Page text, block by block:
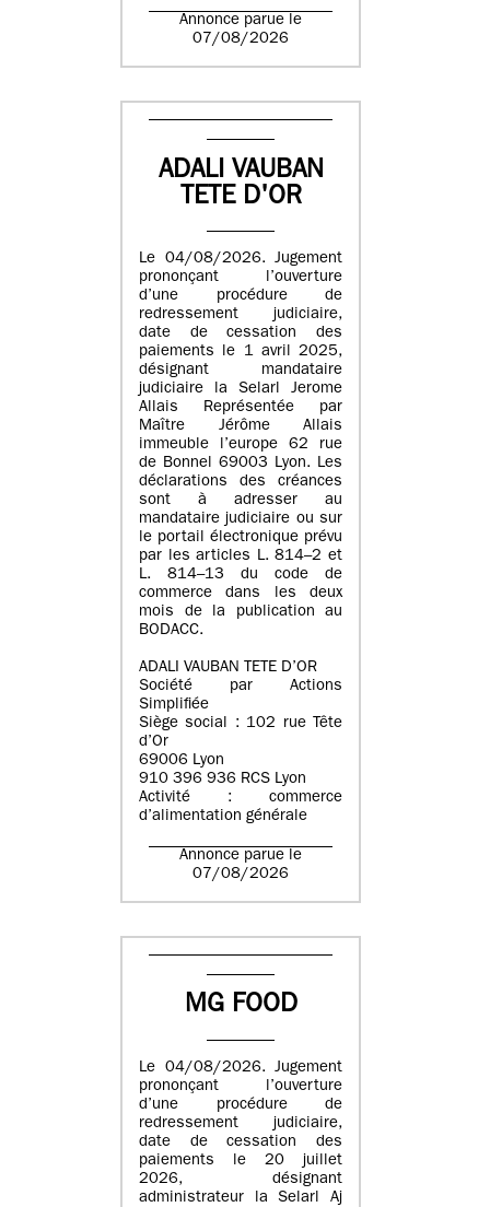
Annonce parue le
07/08/2026
ADALI VAUBAN
TETE D'OR
Le 04/08/2026. Jugement
prononçant l’ouverture
d’une procédure de
redressement judiciaire,
date de cessation des
paiements le 1 avril 2025,
désignant mandataire
judiciaire la Selarl Jerome
Allais Représentée par
Maître Jérôme Allais
immeuble l’europe 62 rue
de Bonnel 69003 Lyon. Les
déclarations des créances
sont à adresser au
mandataire judiciaire ou sur
le portail électronique prévu
par les articles L. 814–2 et
L. 814–13 du code de
commerce dans les deux
mois de la publication au
BODACC.
ADALI VAUBAN TETE D’OR
Société par Actions
Simplifiée
Siège social : 102 rue Tête
d’Or
69006 Lyon
910 396 936 RCS Lyon
Activité : commerce
d’alimentation générale
Annonce parue le
07/08/2026
MG FOOD
Le 04/08/2026. Jugement
prononçant l’ouverture
d’une procédure de
redressement judiciaire,
date de cessation des
paiements le 20 juillet
2026, désignant
administrateur la Selarl Aj